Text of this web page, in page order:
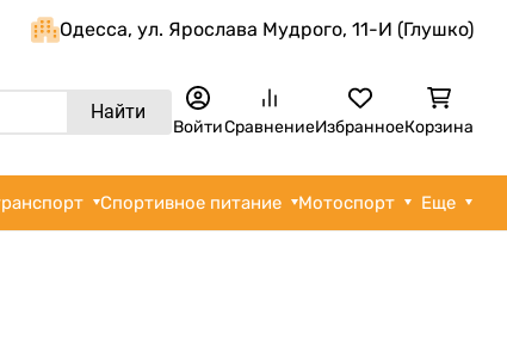
Одеcса, ул. Ярослава Мудрого, 11-И (Глушко)
Найти
ВойтиСравнениеИзбранноеКорзина
Спортивное питание Мотоспорт Еще